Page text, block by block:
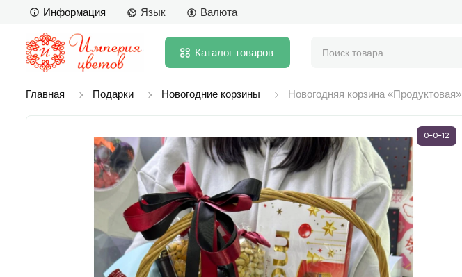
Информация Язык Валюта
Каталог товаров
Главная Подарки Новогодние корзины Новогодняя корзина «Продуктовая»
0-0-12